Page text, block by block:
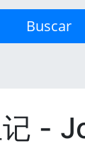
Buscar
-